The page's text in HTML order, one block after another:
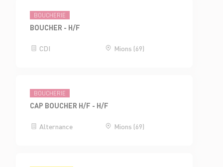
BOUCHERIE
BOUCHER - H/F
CDI Mions (69)
BOUCHERIE
CAP BOUCHER H/F - H/F
Alternance Mions (69)